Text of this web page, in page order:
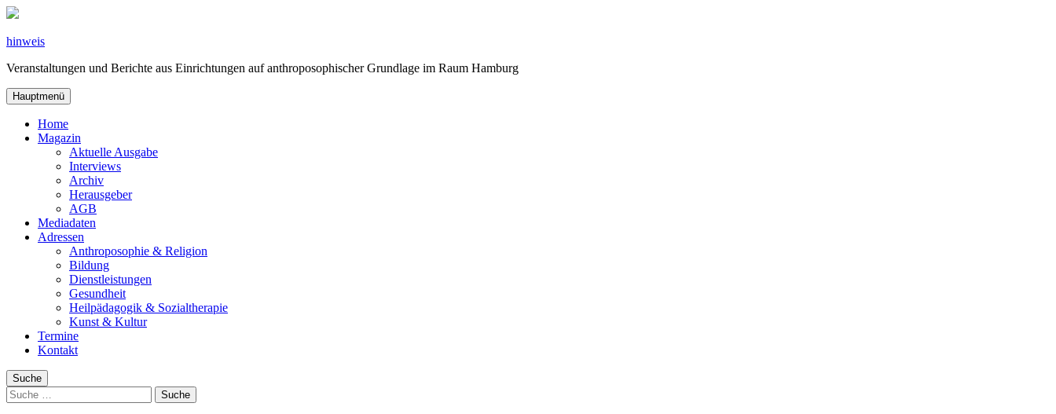
Zum
springen
hinweis
Veranstaltungen und Berichte aus Einrichtungen auf anthroposophischer Grundlage im Raum Hamburg
Hauptmenü
Home
Magazin
Aktuelle Ausgabe
Interviews
Archiv
Herausgeber
AGB
Mediadaten
Adressen
Anthroposophie & Religion
Bildung
Dienstleistungen
Gesundheit
Heilpädagogik & Sozialtherapie
Kunst & Kultur
Termine
Kontakt
Suche
Suchen
nach: